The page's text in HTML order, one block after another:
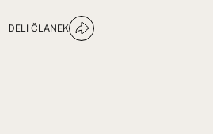
DELI ČLANEK